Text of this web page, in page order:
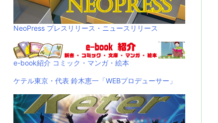
NeoPress プレスリリース・ニュースリリース
e-book紹介 コミック・マンガ・絵本
ケテル東京・代表 鈴木恵一「WEBプロデューサー」